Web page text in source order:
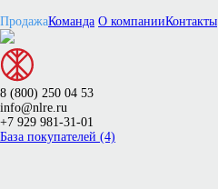
ПродажаКоманда О компанииКонтакты
8 (800) 250 04 53
info@nlre.ru
+7 929 981-31-01
База покупателей (4)